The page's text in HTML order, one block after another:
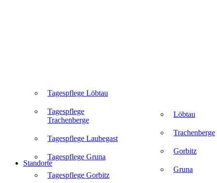
Tagespflege Löbtau
Tagespflege
Trachenberge
Tagespflege Laubegast
Tagespflege Gruna
Tagespflege Gorbitz
Löbtau
Trachenberge
Gorbitz
Gruna
Standorte